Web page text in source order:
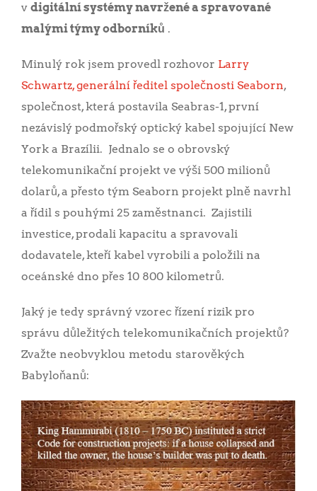
v digitální systémy navržené a spravované
malými týmy odborníků .
Minulý rok jsem provedl rozhovor Larry
Schwartz, generální ředitel společnosti Seaborn,
společnost, která postavila Seabras-1, první
nezávislý podmořský optický kabel spojující New
York a Brazílii. Jednalo se o obrovský
telekomunikační projekt ve výši 500 milionů
dolarů, a přesto tým Seaborn projekt plně navrhl
a řídil s pouhými 25 zaměstnanci. Zajistili
investice, prodali kapacitu a spravovali
dodavatele, kteří kabel vyrobili a položili na
oceánské dno přes 10 800 kilometrů.
Jaký je tedy správný vzorec řízení rizik pro
správu důležitých telekomunikačních projektů?
Zvažte neobvyklou metodu starověkých
Babyloňanů: